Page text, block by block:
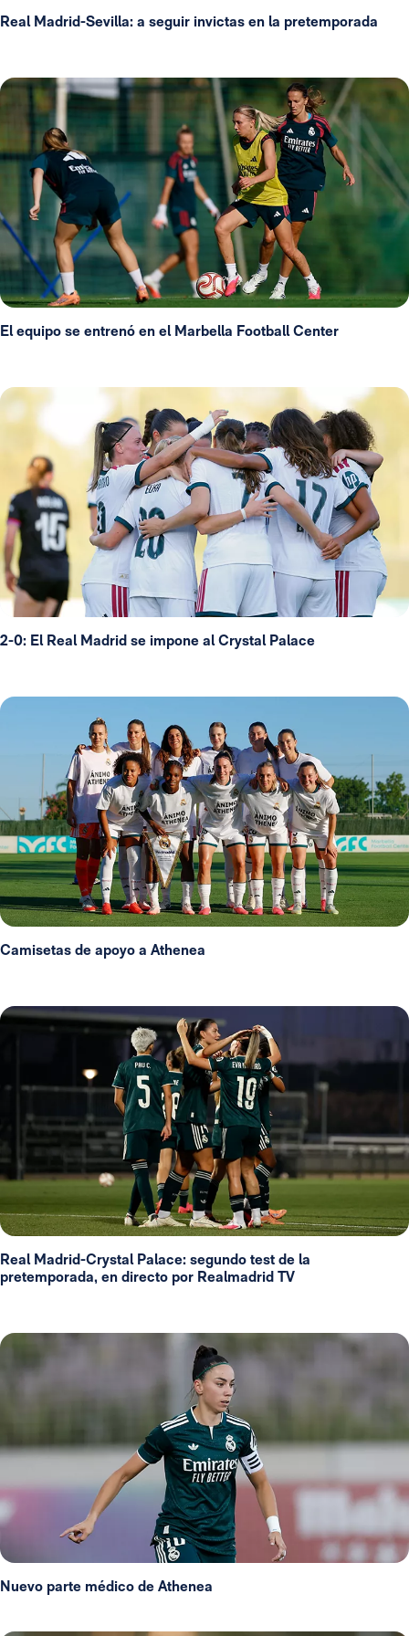
Real Madrid-Sevilla: a seguir invictas en la pretemporada
El equipo se entrenó en el Marbella Football Center
2-0: El Real Madrid se impone al Crystal Palace
Camisetas de apoyo a Athenea
Real Madrid-Crystal Palace: segundo test de la
pretemporada, en directo por Realmadrid TV
Nuevo parte médico de Athenea